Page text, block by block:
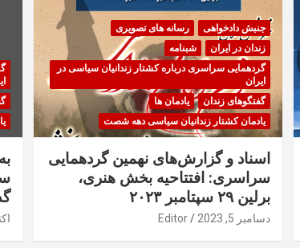
جنبش دادخواهی
رسانه های تصویری
زندان در ایران
شبنامه
گردهمایی سراسری درباره کشتار زندانیان سیاسی در
ایران
گفتگوهای زندان
یادمان ها
یادمان کشتار زندانیان سیاسی دهه شصت
اسناد و گزارش‌های نهمین گردهمایی
سراسری: افتتاحیه بخش هنری،
برلین ۲۹ سپتامبر ۲۰۲۳
دسامبر 5, 2023 Editor اکتبر